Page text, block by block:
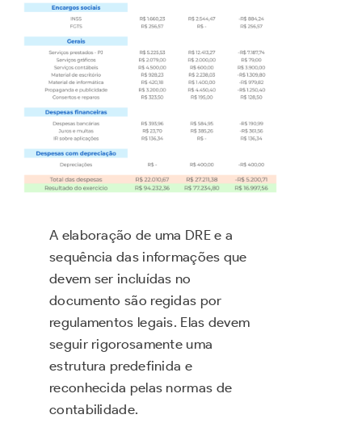
A elaboração de uma DRE e a
sequência das informações que
devem ser incluídas no
documento são regidas por
regulamentos legais. Elas devem
seguir rigorosamente uma
estrutura predefinida e
reconhecida pelas normas de
contabilidade.